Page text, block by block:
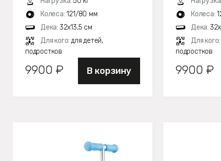
Колеса: 121/80 мм
Дека: 32х13,5 см
Для кого: для детей,
подростков
9900 ₽ В корзину
Колеса:
Дека:
Для кого:
подростков
9900 ₽